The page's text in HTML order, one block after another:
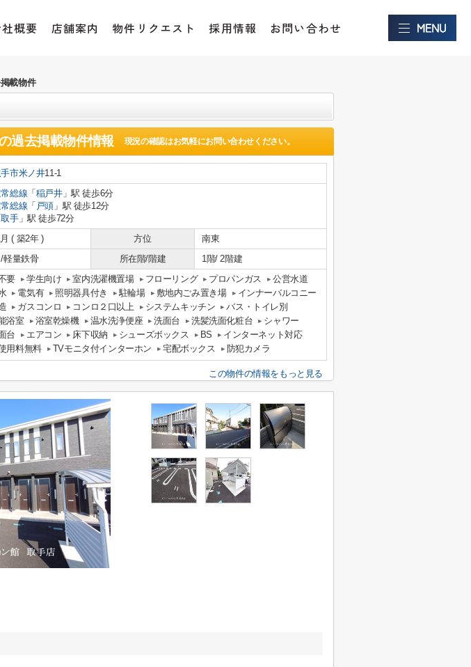
概要 店舗案内 物件リクエスト 採用情報 お問い合わせ
載物件
過去掲載物件情報 現況の確認はお気軽にお問い合わせください。
市米ノ井11-1
総線 「 稲戸井」駅 徒歩6分
総線 「 戸頭 」駅 徒歩12分
取手」駅 徒歩72分
( 築2年 ) 方位
南東
軽量鉄骨 所在階/階建 1階/ 2階建
要 学生向け 室内洗濯機置場 フローリング プロパンガス
公営水道
電気有 照明器具付き 駐輪場 敷地内ごみ置き場
インナーバルコニー
ガスコンロ コンロ２口以上 システムキッチン
バス・トイレ別
浴室
浴室乾燥機 温水洗浄便座 洗面台 洗髪洗面化粧台
シャワー
台
エアコン 床下収納 シューズボックス BS
インターネット対応
用料無料
TVモニタ付インターホン 宅配ボックス 防犯カメラ
この物件の情報をもっと見る